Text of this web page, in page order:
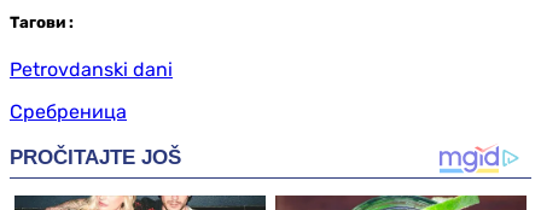
Тагови :
Petrovdanski dani
Сребреница